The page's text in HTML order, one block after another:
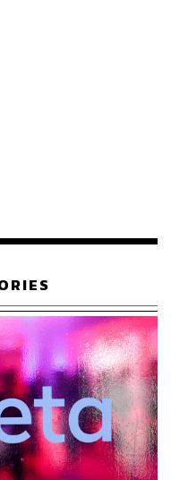
คือ การลงทุนด้าน AI
ใหญ่ในจีนยังต่ำกว่าฝั่ง
งในการลงทุนเพิ่มอีก
มารถด้าน AI ให้
อจำกัดด้านพลังงาน
โดย Goldman Sachs
ไฟคิดเป็นเพียง 3% ของ
ขณะที่ในสหรัฐฯ
ใกล้เคียงกัน